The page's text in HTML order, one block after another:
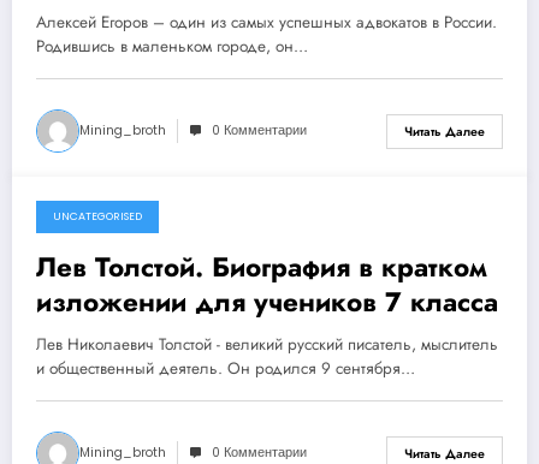
достижений
Алексей Егоров – один из самых успешных адвокатов в России.
Родившись в маленьком городе, он…
Mining_broth 0 Комментарии Читать Далее
1 ноября 2023
UNCATEGORISED
Лев Толстой. Биография в кратком
изложении для учеников 7 класса
Лев Николаевич Толстой - великий русский писатель, мыслитель
и общественный деятель. Он родился 9 сентября…
Mining_broth 0 Комментарии Читать Далее